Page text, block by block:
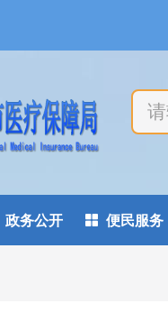
政务公开  便民服务